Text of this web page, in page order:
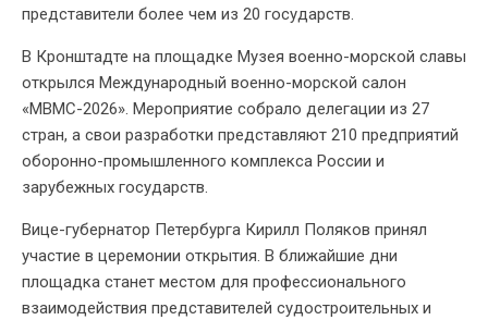
представители более чем из 20 государств.
В Кронштадте на площадке Музея военно-морской славы
открылся Международный военно-морской салон
«МВМС-2026». Мероприятие собрало делегации из 27
стран, а свои разработки представляют 210 предприятий
оборонно-промышленного комплекса России и
зарубежных государств.
Вице-губернатор Петербурга Кирилл Поляков принял
участие в церемонии открытия. В ближайшие дни
площадка станет местом для профессионального
взаимодействия представителей судостроительных и